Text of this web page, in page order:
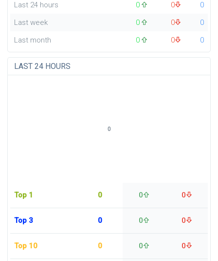
Last 24 hours 0 0
0
Last week
0 0
0
Last month
0 0 0
LAST 24 HOURS
Top 1 0 0 0
Top 3 0 0 0
Top 10 0 0 0
0